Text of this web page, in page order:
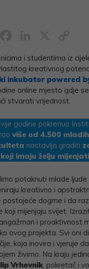
i studentima iz
kreativnog
inkubator powered
online mjesto gdje
stvarati vrijednost.
godine pokrenuo
više od 4.500
nastavlja graditi
imaju želju
potaknuti mlade
kreativno i
postojeće dogme i da
koji mijenjaju svijet.
i proaktivnost
ovog projekta. Svi oni
koja inovira i vjeruje
živimo. Na kraju
Vrhovnik, pokretač i